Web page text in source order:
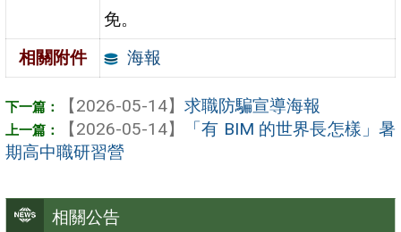
相關公告
免。
相關附件
海報
【2026-05-14】 求職防騙宣導海報
【2026-05-14】
「有 BIM 的世界長怎樣」暑
期高中職研習營